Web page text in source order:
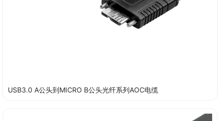
USB3.0 A公头到MICRO B公头光纤系列AOC电缆